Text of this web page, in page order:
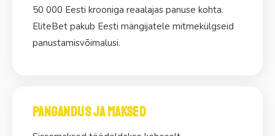
50 000 Eesti krooniga reaalajas panuse kohta.
EliteBet pakub Eesti mängijatele mitmekülgseid
panustamisvõimalusi.
Pangandus ja maksed